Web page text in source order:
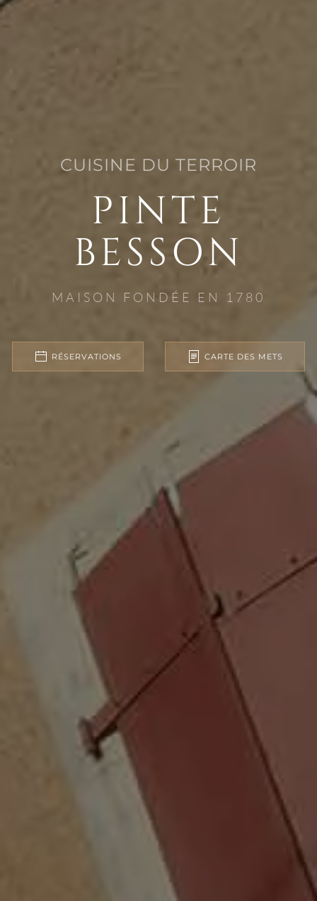
CUISINE DU TERROIR
PINTE
BESSON
MAISON FONDÉE EN 1780
RÉSERVATIONS CARTE DES METS